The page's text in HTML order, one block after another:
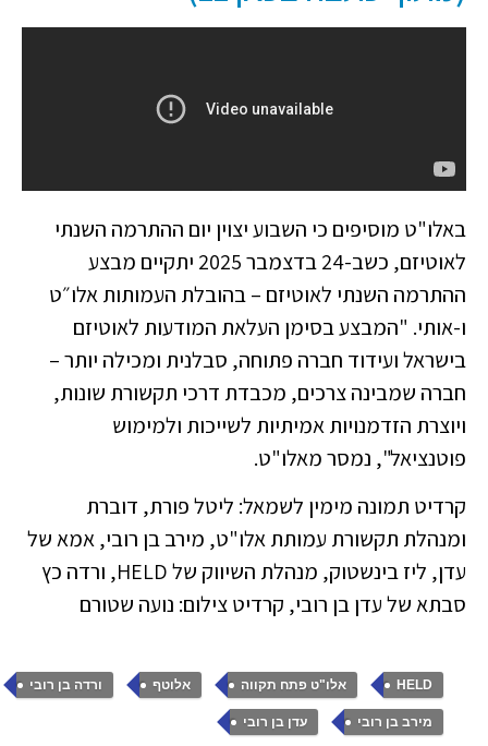
באלו"ט מוסיפים כי השבוע יצוין יום ההתרמה השנתי
לאוטיזם, כשב-24 בדצמבר 2025 יתקיים מבצע
ההתרמה השנתי לאוטיזם – בהובלת העמותות אלו״ט
ו-אותי. "המבצע בסימן העלאת המודעות לאוטיזם
בישראל ועידוד חברה פתוחה, סבלנית ומכילה יותר –
חברה שמבינה צרכים, מכבדת דרכי תקשורת שונות,
ויוצרת הזדמנויות אמיתיות לשייכות ולמימוש
פוטנציאל", נמסר מאלו"ט.
קרדיט תמונה מימין לשמאל: ליטל פורת, דוברת
ומנהלת תקשורת עמותת אלו"ט, מירב בן רובי, אמא של
עדן, ליז בינשטוק, מנהלת השיווק של HELD, ורדה כץ
סבתא של עדן בן רובי, קרדיט צילום: נועה שטורם
HELD
, אלו"ט פתח תקווה , אלוטף , ורדה בן רובי ,
מירב בן רובי , עדן בן רובי